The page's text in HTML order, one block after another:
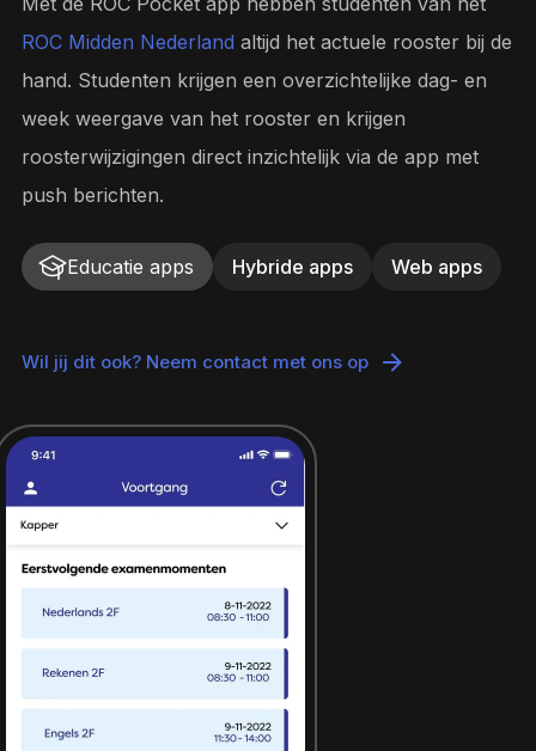
ROC Midden Nederland altijd het actuele rooster bij de
hand. Studenten krijgen een overzichtelijke dag- en
week weergave van het rooster en krijgen
roosterwijzigingen direct inzichtelijk via de app met
push berichten.
Educatie apps Hybride apps Web apps
Wil jij dit ook? Neem contact met ons op